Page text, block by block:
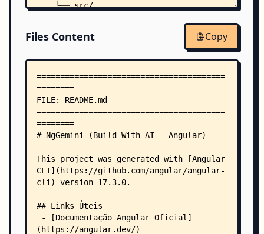
    └── src/
        ├── styles.scss
        │   ├── app.component.html
        │   ├── app.component.scss
        │   ├── app.component.ts
        │   ├── app.config.ts
        │   ├── app.routes.ts
        │   ├── models/
        │   │   ├── chat-content.ts
        │   ├── pages/
        │   │   ├── chat/
        │   │   │   ├── chat.component.html
        │   │   │   └── chat.component.ts
        │   │   ├── text/
        │   │   │   ├── text.component.html
Files Content Copy